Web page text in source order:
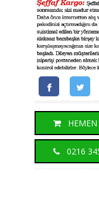
HEMEN
0216